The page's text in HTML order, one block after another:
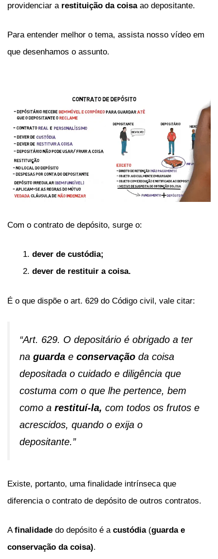
providenciar a restituição da coisa ao depositante.
Para entender melhor o tema, assista nosso vídeo em
que desenhamos o assunto.
Com o contrato de depósito, surge o:
dever de custódia;
dever de restituir a coisa.
É o que dispõe o art. 629 do Código civil, vale citar:
“Art. 629. O depositário é obrigado a ter
na guarda e conservação da coisa
depositada o cuidado e diligência que
costuma com o que lhe pertence, bem
como a restituí-la, com todos os frutos e
acrescidos, quando o exija o
depositante.”
Existe, portanto, uma finalidade intrínseca que
diferencia o contrato de depósito de outros contratos.
Afinalidade do depósito é a custódia (guarda e
conservação da coisa).